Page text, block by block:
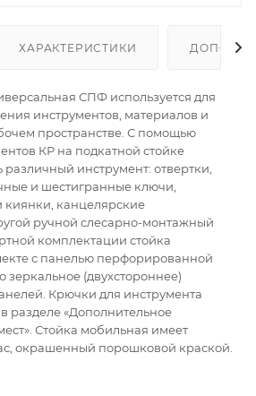
ХАРАКТЕРИСТИКИ
СПФ используется для
инструментов, материалов и
пространстве. С помощью
КР на подкатной стойке
инструмент: отвертки,
и шестигранные ключи,
киянки, канцелярские
ручной слесарно-монтажный
комплектации стойка
с панелью перфорированной
(двухстороннее)
Крючки для инструмента
разделе «Дополнительное
Стойка мобильная имеет
окрашенный порошковой краской.